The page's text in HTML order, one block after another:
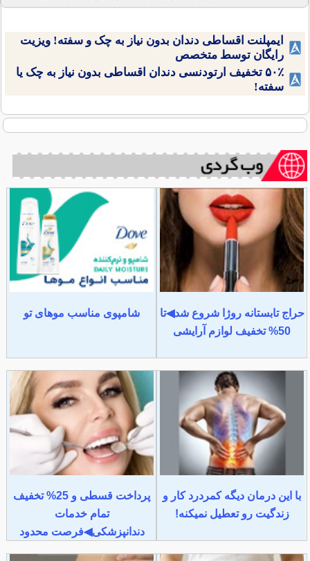
ایمپلنت اقساطی دندان بدون نیاز به چک و سفته! ویزیت
رایگان توسط متخصص
۵۰٪ تخفیف ارتودنسی دندان اقساطی بدون نیاز به چک یا
سفته!
حراج تابستانه روژا شروع شد◀تا
50% تخفیف لوازم آرایشی
شامپوی مناسب موهای تو
با این درمان دیگه کمردرد کار و
زندگیت رو تعطیل نمیکنه!
پرداخت قسطی و 25% تخفیف
تمام خدمات
دندانپزشکی◀فرصت محدود